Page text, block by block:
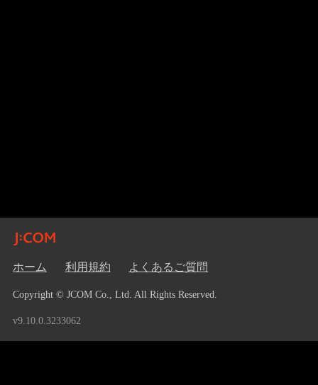
ホーム 利用規約 よくあるご質問
Copyright © JCOM Co., Ltd. All Rights Reserved.
v9.10.0.3233062